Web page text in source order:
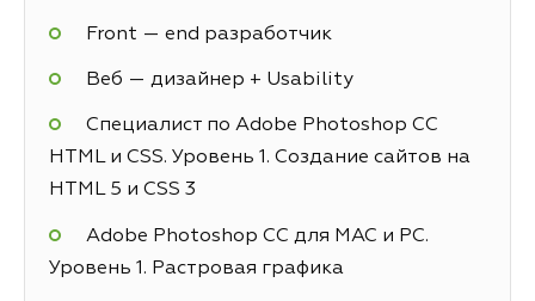
Front — end разработчик
Веб — дизайнер + Usability
Специалист по Adobe Photoshop СС
HTML и CSS. Уровень 1. Создание сайтов на
HTML 5 и СSS 3
Adobe Photoshop CC для MAC и PC.
Уровень 1. Растровая графика